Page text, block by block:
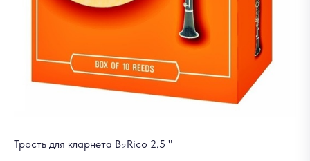
Трость для кларнета B♭Rico 2.5 "